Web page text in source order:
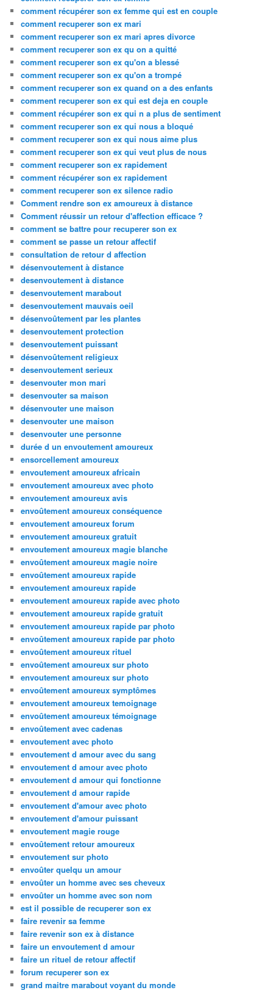
comment récupérer son ex femme qui est en couple
comment recuperer son ex mari
comment recuperer son ex mari apres divorce
comment recuperer son ex qu on a quitté
comment recuperer son ex qu'on a blessé
comment recuperer son ex qu'on a trompé
comment recuperer son ex quand on a des enfants
comment recuperer son ex qui est deja en couple
comment récupérer son ex qui n a plus de sentiment
comment recuperer son ex qui nous a bloqué
comment recuperer son ex qui nous aime plus
comment recuperer son ex qui veut plus de nous
comment recuperer son ex rapidement
comment récupérer son ex rapidement
comment recuperer son ex silence radio
Comment rendre son ex amoureux à distance
Comment réussir un retour d'affection efficace ?
comment se battre pour recuperer son ex
comment se passe un retour affectif
consultation de retour d affection
désenvoutement à distance
desenvoutement à distance
desenvoutement marabout
desenvoutement mauvais oeil
désenvoûtement par les plantes
desenvoutement protection
desenvoutement puissant
désenvoûtement religieux
desenvoutement serieux
desenvouter mon mari
desenvouter sa maison
désenvouter une maison
desenvouter une maison
desenvouter une personne
durée d un envoutement amoureux
ensorcellement amoureux
envoutement amoureux africain
envoutement amoureux avec photo
envoutement amoureux avis
envoûtement amoureux conséquence
envoutement amoureux forum
envoutement amoureux gratuit
envoutement amoureux magie blanche
envoûtement amoureux magie noire
envoûtement amoureux rapide
envoutement amoureux rapide
envoutement amoureux rapide avec photo
envoutement amoureux rapide gratuit
envoutement amoureux rapide par photo
envoûtement amoureux rapide par photo
envoûtement amoureux rituel
envoûtement amoureux sur photo
envoutement amoureux sur photo
envoûtement amoureux symptômes
envoutement amoureux temoignage
envoûtement amoureux témoignage
envoûtement avec cadenas
envoutement avec photo
envoutement d amour avec du sang
envoutement d amour avec photo
envoutement d amour qui fonctionne
envoutement d amour rapide
envoutement d'amour avec photo
envoutement d'amour puissant
envoutement magie rouge
envoûtement retour amoureux
envoutement sur photo
envoûter quelqu un amour
envoûter un homme avec ses cheveux
envoûter un homme avec son nom
est il possible de recuperer son ex
faire revenir sa femme
faire revenir son ex à distance
faire un envoutement d amour
faire un rituel de retour affectif
forum recuperer son ex
grand maitre marabout voyant du monde